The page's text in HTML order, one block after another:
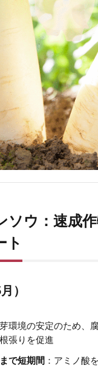
ソウ：速成
ト
）
環境の安定のため、
張りを促進
で短期間：アミノ酸